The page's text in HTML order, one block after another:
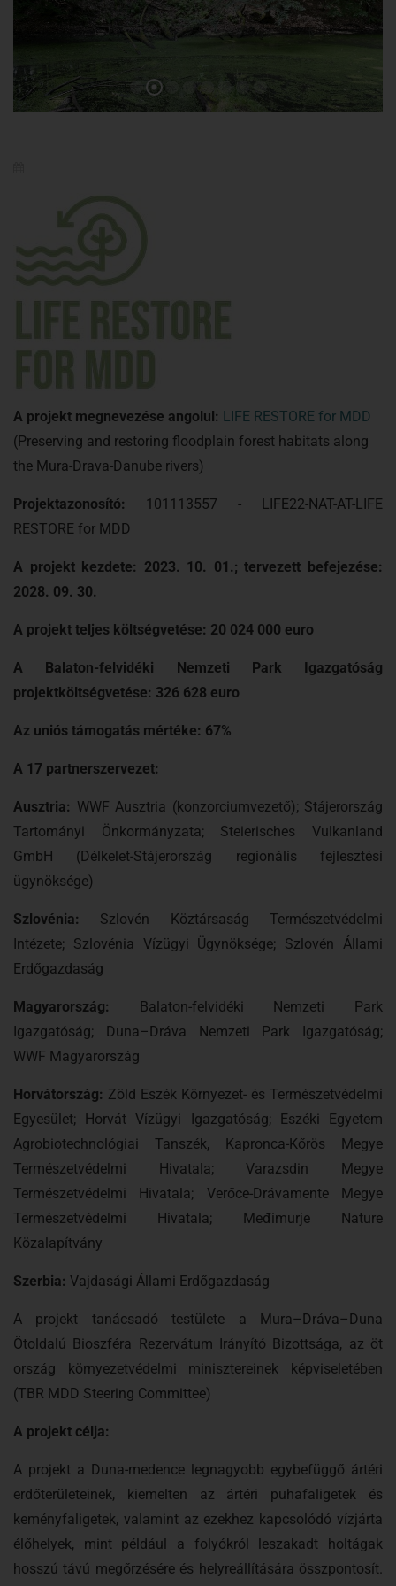
A projekt megnevezése angolul: LIFE RESTORE for MDD
(Preserving and restoring floodplain forest habitats along
the Mura-Drava-Danube rivers)
Projektazonosító:
101113557 - LIFE22-NAT-AT-LIFE
RESTORE for MDD
A projekt kezdete: 2023. 10. 01.; tervezett befejezése:
2028. 09. 30.
A projekt teljes költségvetése: 20 024 000 euro
A Balaton-felvidéki Nemzeti Park Igazgatóság
projektköltségvetése: 326 628 euro
Az uniós támogatás mértéke: 67%
A 17 partnerszervezet:
Ausztria: WWF Ausztria (konzorciumvezető); Stájerország
Tartományi Önkormányzata; Steierisches Vulkanland
GmbH (Délkelet-Stájerország regionális fejlesztési
ügynöksége)
Szlovénia: Szlovén Köztársaság Természetvédelmi
Intézete; Szlovénia Vízügyi Ügynöksége; Szlovén Állami
Erdőgazdaság
Magyarország: Balaton-felvidéki Nemzeti Park
Igazgatóság; Duna–Dráva Nemzeti Park Igazgatóság;
WWF Magyarország
Horvátország: Zöld Eszék Környezet- és Természetvédelmi
Egyesület; Horvát Vízügyi Igazgatóság; Eszéki Egyetem
Agrobiotechnológiai Tanszék, Kapronca-Kőrös Megye
Természetvédelmi Hivatala; Varazsdin Megye
Természetvédelmi Hivatala; Verőce-Drávamente Megye
Természetvédelmi Hivatala; Međimurje Nature
Közalapítvány
Szerbia: Vajdasági Állami Erdőgazdaság
A projekt tanácsadó testülete a Mura–Dráva–Duna
Ötoldalú Bioszféra Rezervátum Irányító Bizottsága, az öt
ország környezetvédelmi minisztereinek képviseletében
(TBR MDD Steering Committee)
A projekt célja:
A projekt a Duna-medence legnagyobb egybefüggő ártéri
erdőterületeinek, kiemelten az ártéri puhafaligetek és
keményfaligetek, valamint az ezekhez kapcsolódó vízjárta
élőhelyek, mint például a folyókról leszakadt holtágak
hosszú távú megőrzésére és helyreállítására összpontosít.